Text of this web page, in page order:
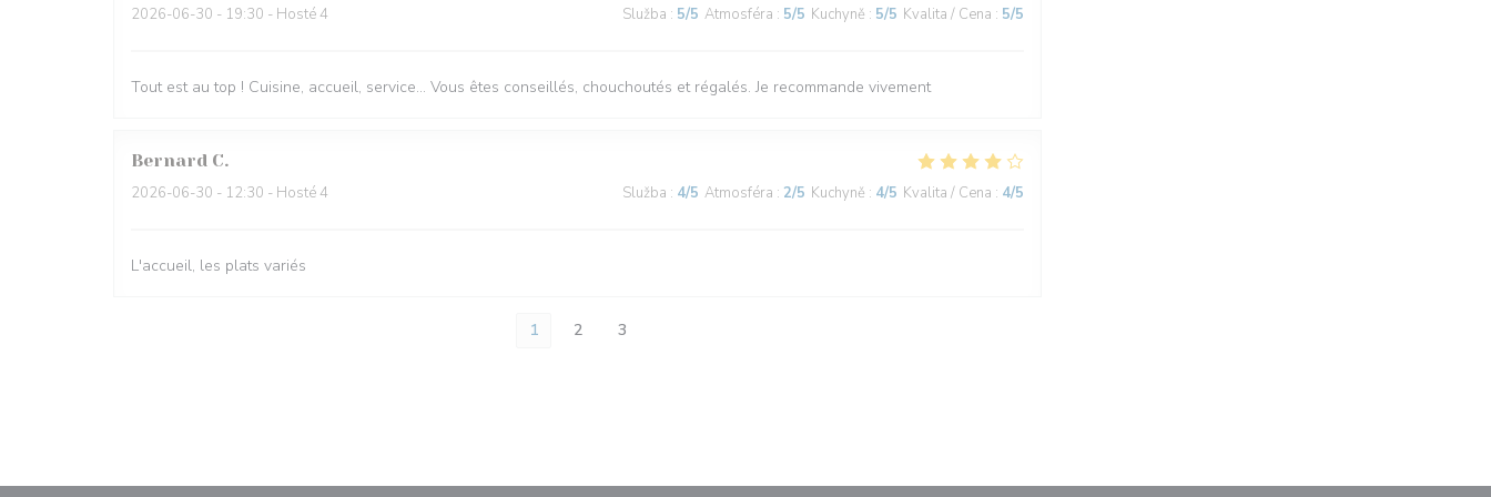
2026-06-30 - 19:30 - Hosté 4 Služba : 5/5 Atmosféra : 5/5 Kuchyně : 5/5 Kvalita / Cena : 5/5
Tout est au top ! Cuisine, accueil, service… Vous êtes conseillés, chouchoutés et régalés. Je recommande vivement
Bernard C
2026-06-30 - 12:30 - Hosté 4 Služba : 4/5 Atmosféra : 2/5 Kuchyně : 4/5 Kvalita / Cena : 4/5
L'accueil, les plats variés
1 2 3